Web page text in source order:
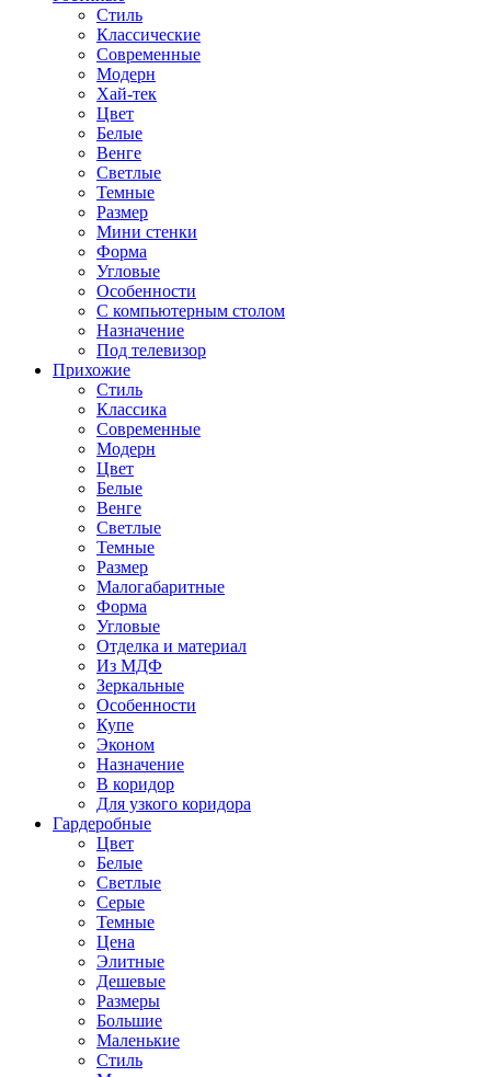
Стиль
Классические
Современные
Модерн
Хай-тек
Цвет
Белые
Венге
Светлые
Темные
Размер
Мини стенки
Форма
Угловые
Особенности
С компьютерным столом
Назначение
Под телевизор
Прихожие
Стиль
Классика
Современные
Модерн
Цвет
Белые
Венге
Светлые
Темные
Размер
Малогабаритные
Форма
Угловые
Отделка и материал
Из МДФ
Зеркальные
Особенности
Купе
Эконом
Назначение
В коридор
Для узкого коридора
Гардеробные
Цвет
Белые
Светлые
Серые
Темные
Цена
Элитные
Дешевые
Размеры
Большие
Маленькие
Стиль